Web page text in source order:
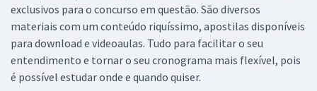
exclusivos para o concurso em questão. São diversos
materiais com um conteúdo riquíssimo, apostilas disponíveis
para download e videoaulas. Tudo para facilitar o seu
entendimento e tornar o seu cronograma mais flexível, pois
é possível estudar onde e quando quiser.